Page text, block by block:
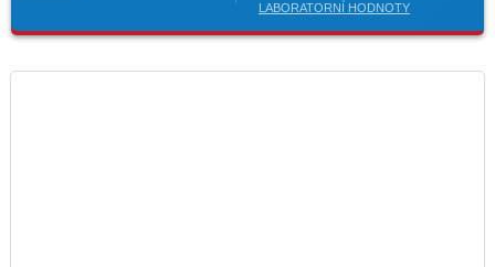
LABORATORNÍ HODNOTY